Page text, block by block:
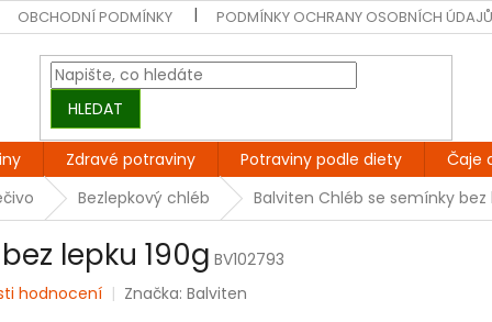
OBCHODNÍ PODMÍNKY PODMÍNKY OCHRANY OSOBNÍCH ÚDAJŮ
HLEDAT
Zdravé potraviny Potraviny podle diety Čaje
Bezlepkový chléb Balviten Chléb se semínky bez
lepku 190g BV102793
hodnocení Značka: Balviten